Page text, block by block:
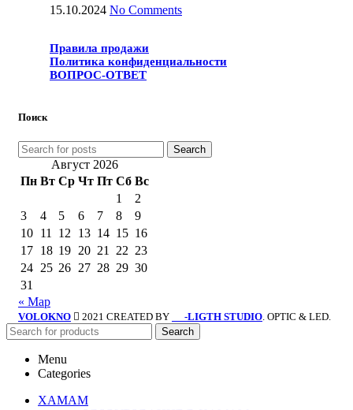
15.10.2024 No Comments
Правила продажи
Политика конфиденциальности
ВОПРОС-ОТВЕТ
Поиск
Search
Август 2026
Пн Вт Ср Чт Пт Сб Вс
1
2
3
4 5 6 7 8
9
10 11 12 13 14 15 16
17 18 19 20 21 22 23
24 25 26 27 28 29 30
31
« Мар
VOLOKNO 2021 CREATED BY -LIGTH STUDIO. OPTIC & LED.
Search
Menu
Categories
ХАМАМ